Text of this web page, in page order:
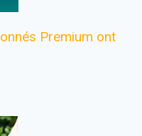
Premium ont